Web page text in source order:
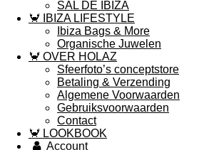
SAL DE IBIZA
🦀 IBIZA LIFESTYLE
Ibiza Bags & More
Organische Juwelen
🦀 OVER HOLAZ
Sfeerfoto’s conceptstore
Betaling & Verzending
Algemene Voorwaarden
Gebruiksvoorwaarden
Contact
🦀 LOOKBOOK
Account